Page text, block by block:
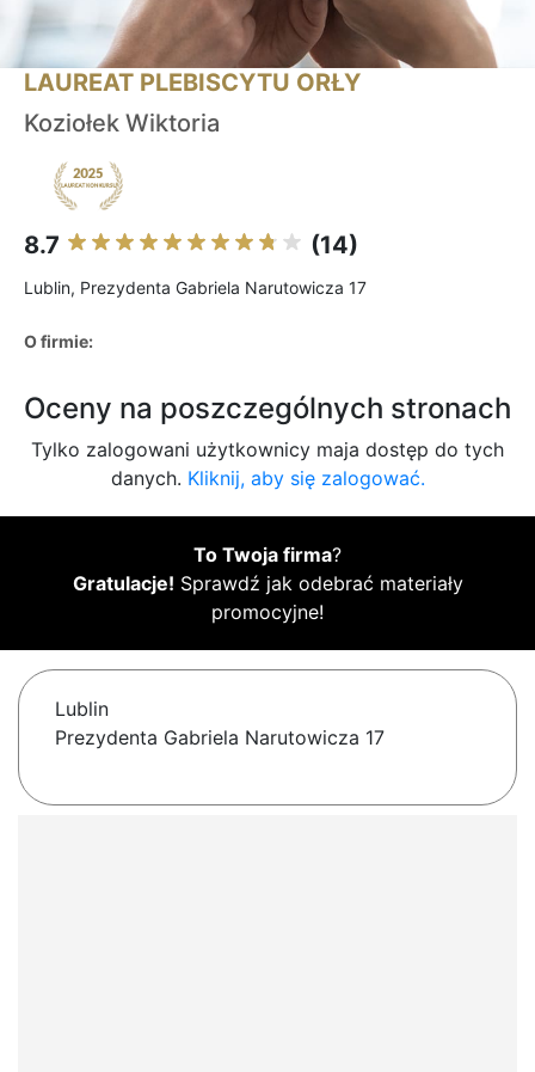
LAUREAT PLEBISCYTU ORŁY
Koziołek Wiktoria
8.7 (14)
Lublin, Prezydenta Gabriela Narutowicza 17
O firmie:
Oceny na poszczególnych stronach
Tylko zalogowani użytkownicy maja dostęp do tych
danych. Kliknij, aby się zalogować.
To Twoja firma?
Gratulacje! Sprawdź jak odebrać materiały
promocyjne!
Lublin
Prezydenta Gabriela Narutowicza 17